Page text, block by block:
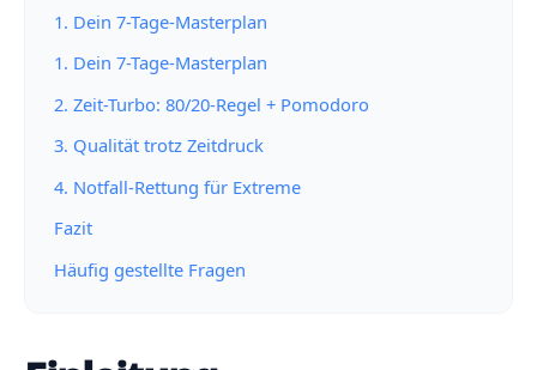
1. Dein 7-Tage-Masterplan
1. Dein 7-Tage-Masterplan
2. Zeit-Turbo: 80/20-Regel + Pomodoro
3. Qualität trotz Zeitdruck
4. Notfall-Rettung für Extreme
Fazit
Häufig gestellte Fragen